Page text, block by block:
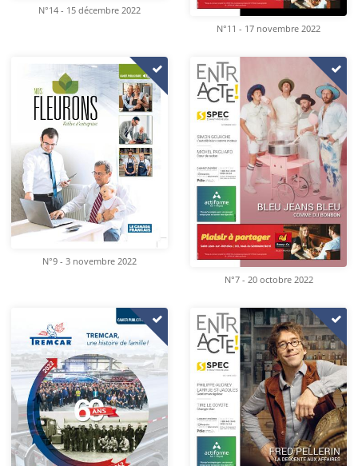
N°14 - 15 décembre 2022
N°11 - 17 novembre 2022
N°9 - 3 novembre 2022
N°7 - 20 octobre 2022